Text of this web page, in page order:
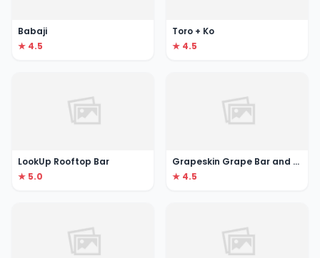
Babaji
★ 4.5
Toro + Ko
★ 4.5
LookUp Rooftop Bar
★ 5.0
Grapeskin Grape Bar and Kitchen
★ 4.5